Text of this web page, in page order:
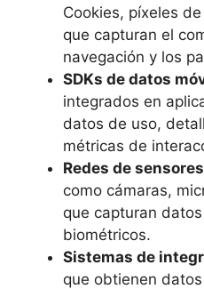
Cookies, píxeles
que capturan el
navegación y los
SDKs de datos
integrados en
datos de uso,
métricas de
Redes de sensores
como cámaras,
que capturan
biométricos.
Sistemas de
que obtienen